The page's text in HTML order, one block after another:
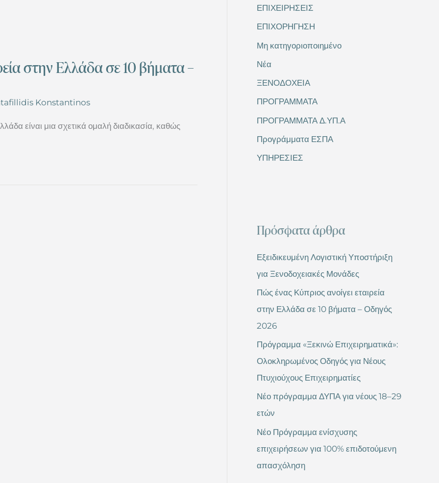
στην Ελλάδα σε 10 βήματα –
Konstantinos
είναι μια σχετικά ομαλή διαδικασία, καθώς
ΕΠΙΧΕΙΡΗΣΕΙΣ
ΕΠΙΧΟΡΗΓΗΣΗ
Μη κατηγοριοποιημένο
Νέα
ΞΕΝΟΔΟΧΕΙΑ
ΠΡΟΓΡΑΜΜΑΤΑ
ΠΡΟΓΡΑΜΜΑΤΑ Δ.ΥΠ.Α
Προγράμματα ΕΣΠΑ
ΥΠΗΡΕΣΙΕΣ
Πρόσφατα άρθρα
Εξειδικευμένη Λογιστική Υποστήριξη
για Ξενοδοχειακές Μονάδες
Πώς ένας Κύπριος ανοίγει εταιρεία
στην Ελλάδα σε 10 βήματα – Οδηγός
2026
Πρόγραμμα «Ξεκινώ Επιχειρηματικά»:
Ολοκληρωμένος Οδηγός για Νέους
Πτυχιούχους Επιχειρηματίες
Νέο πρόγραμμα ΔΥΠΑ για νέους 18–29
ετών
Νέο Πρόγραμμα ενίσχυσης
επιχειρήσεων για 100% επιδοτούμενη
απασχόληση